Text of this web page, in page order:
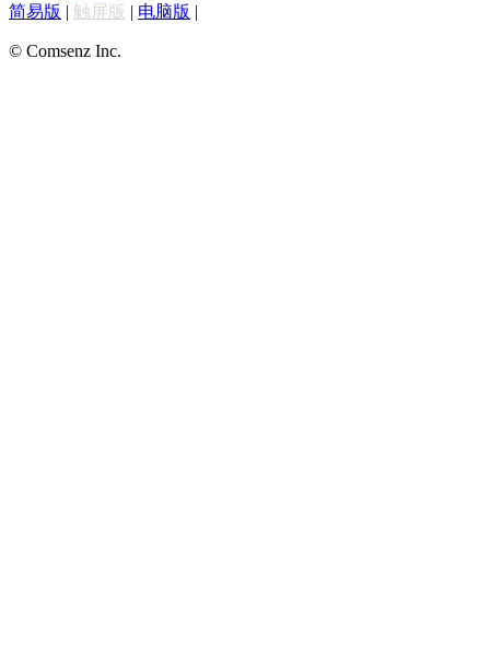
简易版 | 触屏版 | 电脑版 |
© Comsenz Inc.